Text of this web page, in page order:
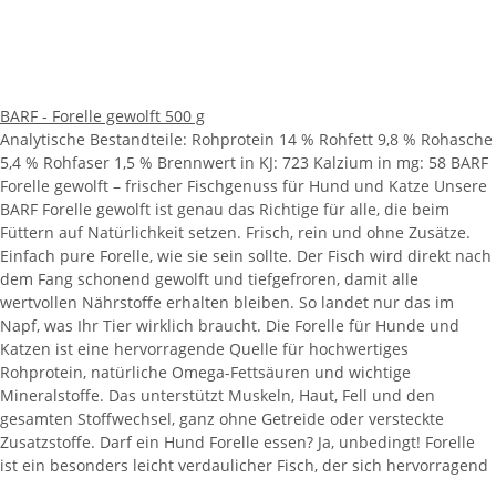
BARF - Forelle gewolft 500 g
Analytische Bestandteile: Rohprotein 14 % Rohfett 9,8 % Rohasche
5,4 % Rohfaser 1,5 % Brennwert in KJ: 723 Kalzium in mg: 58 BARF
Forelle gewolft – frischer Fischgenuss für Hund und Katze Unsere
BARF Forelle gewolft ist genau das Richtige für alle, die beim
Füttern auf Natürlichkeit setzen. Frisch, rein und ohne Zusätze.
Einfach pure Forelle, wie sie sein sollte. Der Fisch wird direkt nach
dem Fang schonend gewolft und tiefgefroren, damit alle
wertvollen Nährstoffe erhalten bleiben. So landet nur das im
Napf, was Ihr Tier wirklich braucht. Die Forelle für Hunde und
Katzen ist eine hervorragende Quelle für hochwertiges
Rohprotein, natürliche Omega-Fettsäuren und wichtige
Mineralstoffe. Das unterstützt Muskeln, Haut, Fell und den
gesamten Stoffwechsel, ganz ohne Getreide oder versteckte
Zusatzstoffe. Darf ein Hund Forelle essen? Ja, unbedingt! Forelle
ist ein besonders leicht verdaulicher Fisch, der sich hervorragend